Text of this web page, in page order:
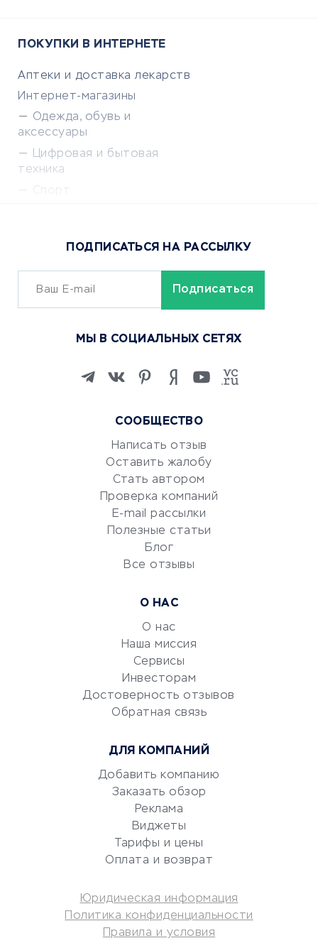
ПОКУПКИ В ИНТЕРНЕТЕ
Аптеки и доставка лекарств
Интернет-магазины
Одежда, обувь и
аксессуары
Цифровая и бытовая
техника
Сервисы доставки
ОБУЧЕНИЕ И РАБОТА
Изучение иностранных
Маркетинг и продажи
Репетиторство
Красота и здоровье
Сервисы по поиску работы
Сетевой маркетинг
УСЛУГИ ДЛЯ БИЗНЕСА
документооборот
Юридические компании
Аудиторские компании
Бухгалтерия онлайн
Потребительские кредиты
Кредитные карты
СООБЩЕСТВО
Написать отзыв
Оставить жалобу
Стать автором
Проверка компаний
E-mail рассылки
Полезные статьи
Блог
Все отзывы
О НАС
О нас
Наша миссия
Сервисы
Инвесторам
Достоверность отзывов
Обратная связь
ДЛЯ КОМПАНИЙ
Добавить компанию
Заказать обзор
Реклама
Виджеты
Тарифы и цены
Оплата и возврат
ПОДПИСАТЬСЯ НА РАССЫЛКУ
МЫ В СОЦИАЛЬНЫХ СЕТЯХ
Юридическая информация
Политика конфиденциальности
Правила и условия